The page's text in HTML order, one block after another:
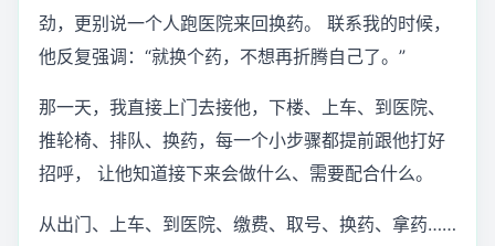
劲，更别说一个人跑医院来回换药。 联系我的时候，
他反复强调：“就换个药，不想再折腾自己了。”
那一天，我直接上门去接他，下楼、上车、到医院、
推轮椅、排队、换药，每一个小步骤都提前跟他打好
招呼， 让他知道接下来会做什么、需要配合什么。
从出门、上车、到医院、缴费、取号、换药、拿药……